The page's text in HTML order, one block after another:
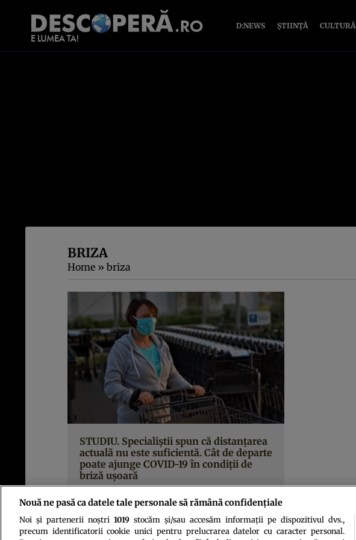
D:NEWS ȘTIINȚĂ CULTURĂ
BRIZA
Home » briza
STUDIU. Specialiștii spun că distanțarea
actuală nu este suficientă. Cât de departe
poate ajunge COVID-19 în condiții de
briză ușoară
Nouă ne pasă ca datele tale personale să rămână confidențiale
Noi și partenerii noștri 1019stocăm și/sau accesăm informații pe dispozitivul dvs.,
precum identificatorii cookie unici pentru prelucrarea datelor cu caracter personal.